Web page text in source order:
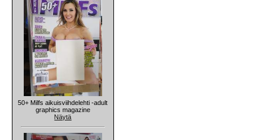
50+ Milfs aikuisviihdelehti -adult
graphics magazine
Näytä